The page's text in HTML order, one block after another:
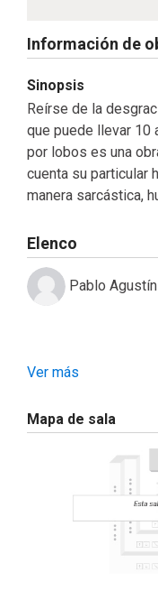
Información de
Sinopsis
Reírse de la
que puede llevar 10
por lobos es una
cuenta su particular
manera sarcástica,
Elenco
Pablo Agustín
Ver más
Mapa de sala